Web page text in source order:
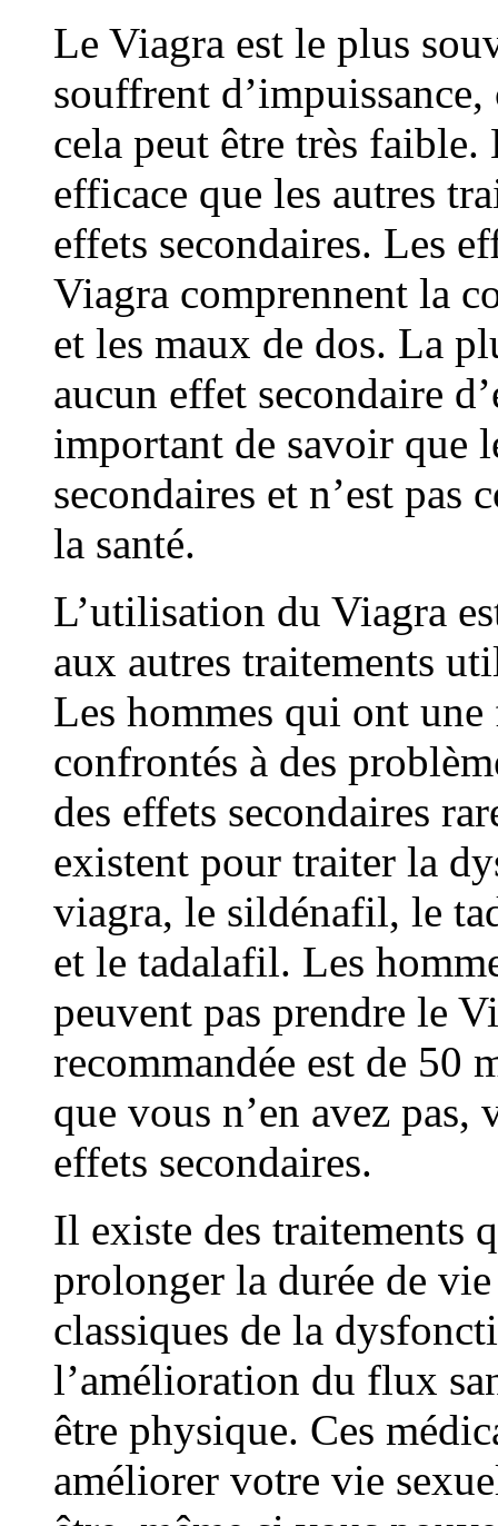
Le Viagra est le plus
souffrent
cela peut être très
efficace que les autres
effets secondaires. Les
Viagra comprennent la
et les maux de dos. La
aucun effet secondaire
important de savoir que
secondaires et n’est
la santé.
L’utilisation du Viagra
aux autres traitements
Les hommes qui ont
confrontés à des
des effets secondaires
existent pour traiter la
viagra, le sildénafil, le
et le tadalafil. Les
peuvent pas prendre le
recommandée est de 50
que vous n’en avez
effets secondaires.
Il existe des traitements
prolonger la durée de
classiques de la
l’amélioration du flux
être physique. Ces
améliorer votre vie